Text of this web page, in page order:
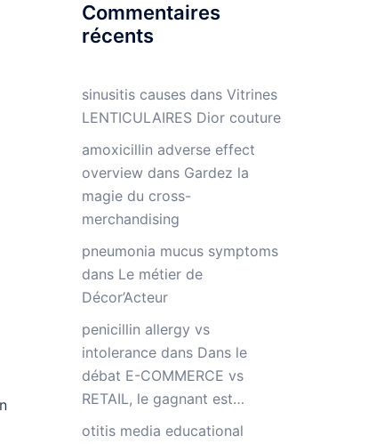
Commentaires
récents
sinusitis causesdans Vitrines
LENTICULAIRES Dior couture
amoxicillin adverse effect
overviewdans Gardez la
magie du cross-
merchandising
pneumonia mucus symptoms
dans Le métier de
Décor’Acteur
penicillin allergy vs
intolerancedans Dans le
débat E-COMMERCE vs
RETAIL, le gagnant est…
otitis media educational